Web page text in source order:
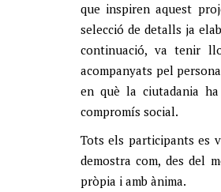
que inspiren aquest
selecció de detalls ja
continuació, va tenir
acompanyats pel
en què la ciutadania
compromís social.
Tots els participants es
demostra com, des del
pròpia i amb ànima.